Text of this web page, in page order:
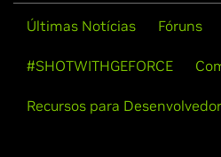
Últimas Notícias Fóruns
#SHOTWITHGEFORCE
Recursos para